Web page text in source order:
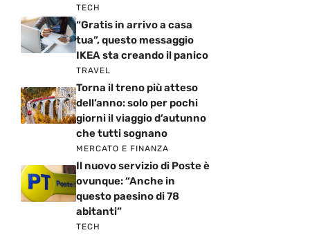
TECH
“Gratis in arrivo a casa
tua”, questo messaggio
IKEA sta creando il panico
TRAVEL
Torna il treno più atteso
dell’anno: solo per pochi
giorni il viaggio d’autunno
che tutti sognano
MERCATO E FINANZA
Il nuovo servizio di Poste è
ovunque: “Anche in
questo paesino di 78
abitanti”
TECH